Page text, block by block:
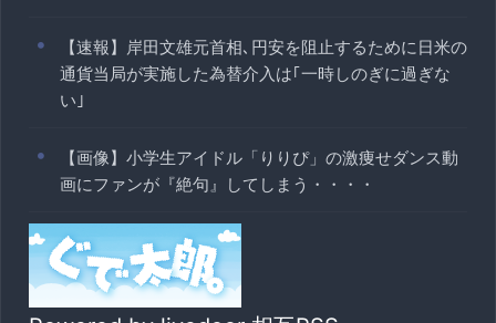
【速報】岸田文雄元首相､円安を阻止するために日米の
通貨当局が実施した為替介入は｢一時しのぎに過ぎな
い｣
【画像】小学生アイドル「りりぴ」の激痩せダンス動
画にファンが『絶句』してしまう・・・・